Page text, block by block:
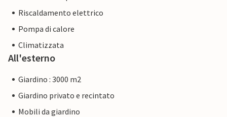
Riscaldamento elettrico
Pompa di calore
Climatizzata
All'esterno
Giardino : 3000 m2
Giardino privato e recintato
Mobili da giardino